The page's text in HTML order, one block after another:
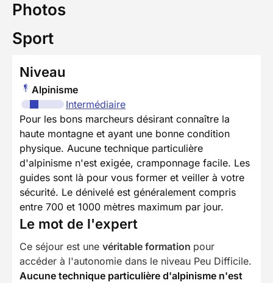
Photos
Sport
Niveau
Alpinisme
Intermédiaire
Pour les bons marcheurs désirant connaître la
haute montagne et ayant une bonne condition
physique. Aucune technique particulière
d'alpinisme n'est exigée, cramponnage facile. Les
guides sont là pour vous former et veiller à votre
sécurité. Le dénivelé est généralement compris
entre 700 et 1000 mètres maximum par jour.
Le mot de l'expert
Ce séjour est une véritable formation pour
accéder à l'autonomie dans le niveau Peu Difficile.
Aucune technique particulière d'alpinisme n'est